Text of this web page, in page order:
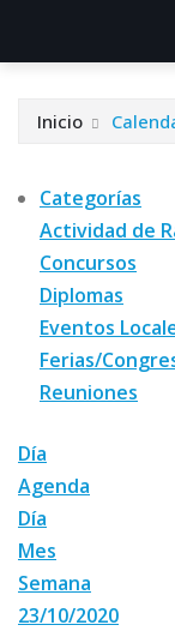
Inicio
Categorías
Actividad de
Concursos
Diplomas
Eventos
Ferias/
Reuniones
Día
Agenda
Día
Mes
Semana
23/10/2020